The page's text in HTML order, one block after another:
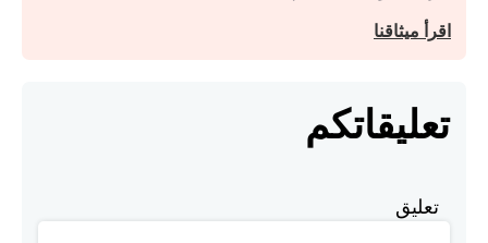
اقرأ ميثاقنا
تعليقاتكم
تعليق